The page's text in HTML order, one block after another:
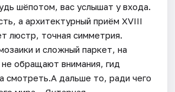
шёпотом, вас услышат у входа.
а архитектурный приём XVIII
люстр, точная симметрия.
и сложный паркет, на
обращают внимания, гид
смотреть.А дальше то, ради чего